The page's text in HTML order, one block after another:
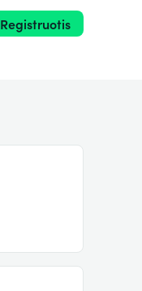
Registruotis